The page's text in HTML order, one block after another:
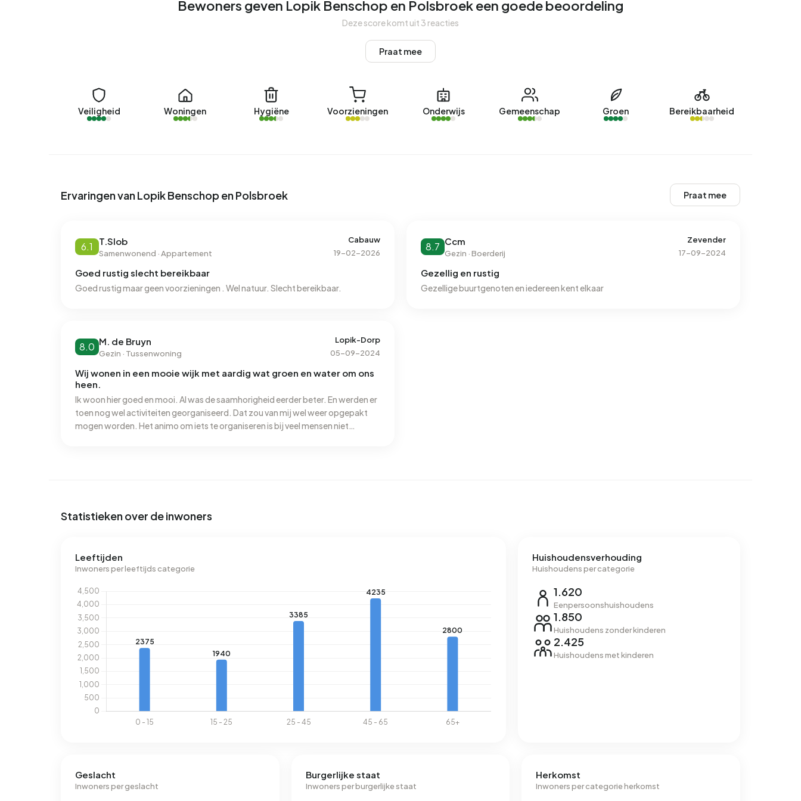
Bewoners geven Lopik Benschop en Polsbroek een goede beoordeling
Deze score komt uit 3 reacties
Praat mee
Veiligheid Woningen Hygiëne Voorzieningen Onderwijs Gemeenschap Groen Bereikbaarheid
Ervaringen van Lopik Benschop en Polsbroek Praat mee
6.1 T.Slob
Samenwonend · Appartement
Cabauw
19-02-2026
Goed rustig slecht bereikbaar
Goed rustig maar geen voorzieningen . Wel natuur. Slecht bereikbaar.
8.7 Ccm
Gezin · Boerderij
Zevender
17-09-2024
Gezellig en rustig
Gezellige buurtgenoten en iedereen kent elkaar
8.0 M. de Bruyn
Gezin · Tussenwoning
Lopik-Dorp
05-09-2024
Wij wonen in een mooie wijk met aardig wat groen en water om ons
heen.
Ik woon hier goed en mooi. Al was de saamhorigheid eerder beter. En werden er
toen nog wel activiteiten georganiseerd. Dat zou van mij wel weer opgepakt
mogen worden. Het animo om iets te organiseren is bij veel mensen niet
Statistieken over de inwoners
Leeftijden
Inwoners per leeftijds categorie
Huishoudensverhouding
Huishoudens per categorie
1.620
Eenpersoonshuishoudens
1.850
Huishoudens zonder kinderen
2.425
Huishoudens met kinderen
Geslacht
Inwoners per geslacht
Burgerlijke staat
Inwoners per burgerlijke staat
Herkomst
Inwoners per categorie herkomst